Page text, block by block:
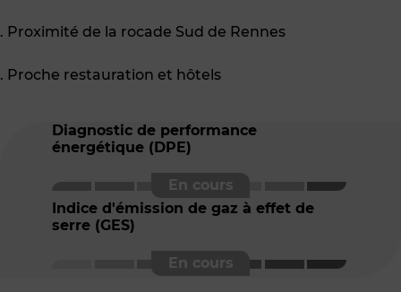
. Proximité de la rocade Sud de Rennes
. Proche restauration et hôtels
Diagnostic de performance
énergétique (DPE)
Indice d'émission de gaz à effet de
serre (GES)